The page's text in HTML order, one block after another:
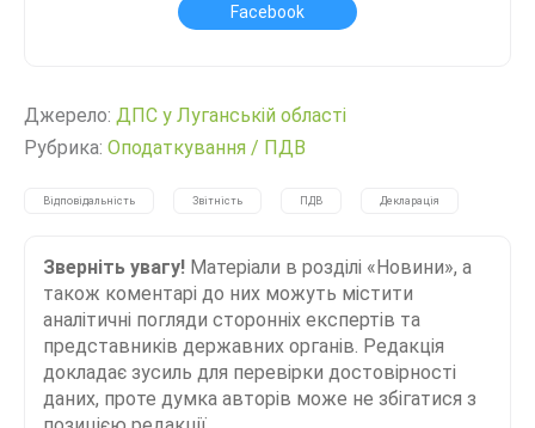
Facebook
Джерело: ДПС у Луганській області
Рубрика: Оподаткування / ПДВ
Відповідальність Звітність ПДВ Декларація
Зверніть увагу! Матеріали в розділі «Новини», а
також коментарі до них можуть містити
аналітичні погляди сторонніх експертів та
представників державних органів. Редакція
докладає зусиль для перевірки достовірності
даних, проте думка авторів може не збігатися з